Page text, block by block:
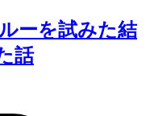
ーを試みた結
話